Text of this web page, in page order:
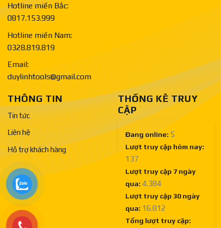
Hotline miền Bắc:
0817.153.999
Hotline miền Nam:
0328.819.819
Email:
duylinhtools@gmail.com
THÔNG TIN
Tin tức
Liên hệ
Hỗ trợ khách hàng
THỐNG KÊ TRUY
CẬP
Đang online: 5
Lượt truy cập hôm nay:
137
Lượt truy cập 7 ngày
qua: 4.384
Lượt truy cập 30 ngày
qua: 16.812
Tổng lượt truy cập: